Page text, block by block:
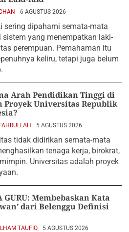
6 AGUSTUS 2026
sering dipahami semata-mata
sistem yang menempatkan laki-
perempuan. Pemahaman itu
keliru, tetapi juga belum
Arah Pendidikan Tinggi di
Proyek Universitas Republik
5 AGUSTUS 2026
tidak didirikan semata-mata
tenaga kerja, birokrat,
Universitas adalah proyek
GURU: Membebaskan Kata
dari Belenggu Definisi
TAUFIQ 5 AGUSTUS 2026